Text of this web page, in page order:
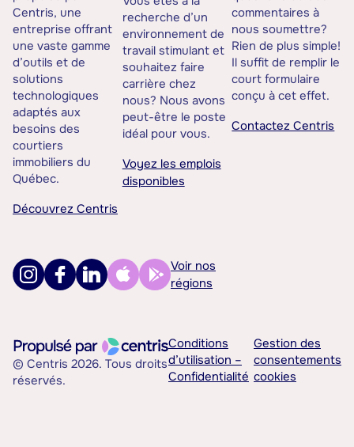
Centris, une
entreprise offrant
une vaste gamme
d’outils et de
solutions
technologiques
adaptés aux
besoins des
courtiers
immobiliers du
Québec.
Découvrez Centris
recherche d’un
environnement de
travail stimulant et
souhaitez faire
carrière chez
nous? Nous avons
peut-être le poste
idéal pour vous.
Voyez les emplois
disponibles
commentaires à
nous soumettre?
Rien de plus simple!
Il suffit de remplir le
court formulaire
conçu à cet effet.
Contactez Centris
Voir nos
régions
© Centris 2026. Tous droits
réservés.
Conditions
d’utilisation –
Confidentialité
Gestion des
consentements
cookies